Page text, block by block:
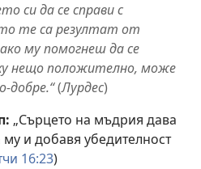
си да се справи с
те са резултат от
му помогнеш да се
нещо положително, може
добре.“(Лурдес)
„Сърцето на мъдрия дава
му и добавя убедителност
16:23)